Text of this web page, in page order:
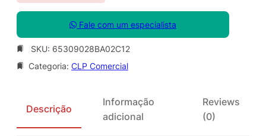
Fale com um especialista
SKU: 65309028BA02C12
Categoria: CLP Comercial
Descrição
Informação
adicional
Reviews
(0)